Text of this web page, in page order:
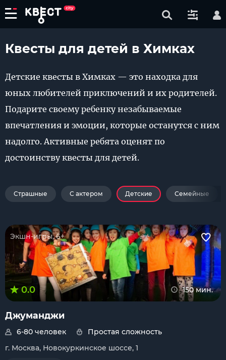
Квесты для детей в Химках
Детские квесты в Химках — это находка для
юных любителей приключений и их родителей.
Подарите своему ребенку незабываемые
впечатления и эмоции, которые останутся с ним
надолго. Активные ребята оценят по
достоинству квесты для детей.
Страшные С актером Детские Семейные
Экшн-игры, 6+
0.0 150 мин.
Джуманджи
6-80 человек
Простая сложность
г. Москва, Новокуркинское шоссе, 1